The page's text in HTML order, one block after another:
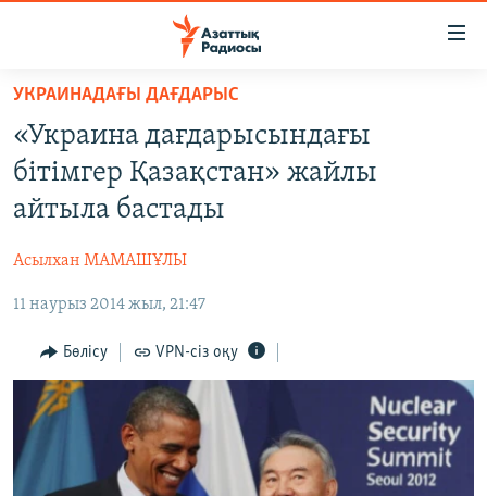
Skip
main
content
Skip
to
main
Skip
Search
САЯСАТ
AZATTYQTV
АДАМ ҚҰҚЫҚТАРЫ
ӘЛЕУМЕТ
ӘЛЕМ
АРНАЙЫ ЖОБАЛАР
Русский
УКРАИНАДАҒЫ ДАҒДАРЫС
«Украина дағдарысындағы
бітімгер Қазақстан» жайлы
айтыла бастады
Асылхан МАМАШҰЛЫ
11 наурыз 2014 жыл, 21:47
Бөлісу VPN-сіз оқу